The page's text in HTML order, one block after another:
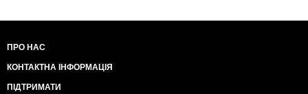
ПРО НАС
КОНТАКТНА ІНФОРМАЦІЯ
ПІДТРИМАТИ